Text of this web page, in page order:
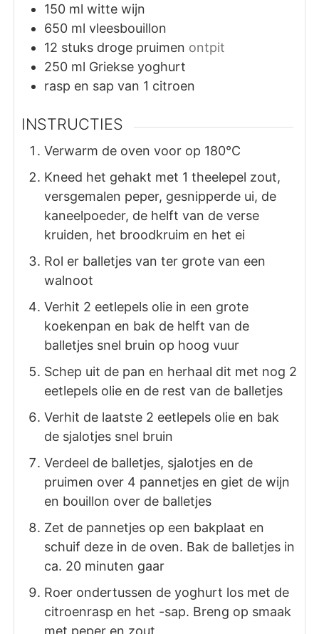
150 ml witte wijn
650 ml vleesbouillon
12 stuks droge pruimen ontpit
250 ml Griekse yoghurt
rasp en sap van 1 citroen
INSTRUCTIES
Verwarm de oven voor op 180°C
Kneed het gehakt met 1 theelepel zout,
versgemalen peper, gesnipperde ui, de
kaneelpoeder, de helft van de verse
kruiden, het broodkruim en het ei
Rol er balletjes van ter grote van een
walnoot
Verhit 2 eetlepels olie in een grote
koekenpan en bak de helft van de
balletjes snel bruin op hoog vuur
Schep uit de pan en herhaal dit met nog 2
eetlepels olie en de rest van de balletjes
Verhit de laatste 2 eetlepels olie en bak
de sjalotjes snel bruin
Verdeel de balletjes, sjalotjes en de
pruimen over 4 pannetjes en giet de wijn
en bouillon over de balletjes
Zet de pannetjes op een bakplaat en
schuif deze in de oven. Bak de balletjes in
ca. 20 minuten gaar
Roer ondertussen de yoghurt los met de
citroenrasp en het -sap. Breng op smaak